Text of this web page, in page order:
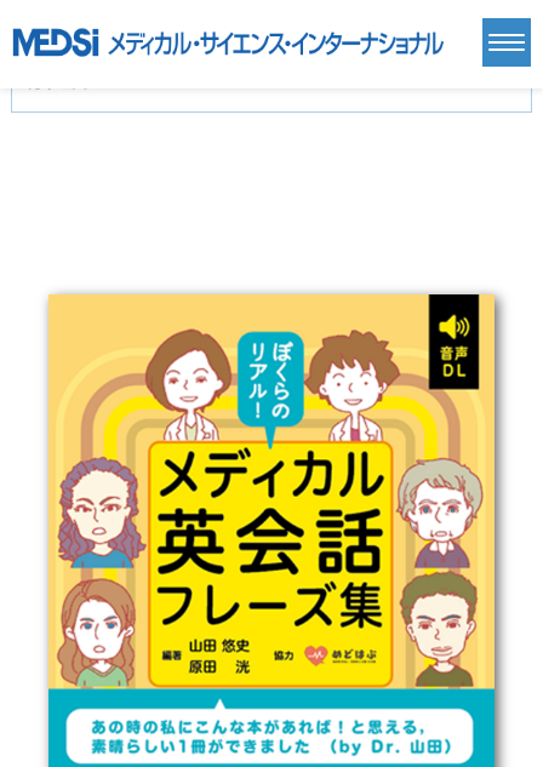
基礎医学(93)
基礎医学関連科学(80)
自然科学(25)
歯科学(3)
薬学(7)
保健・体育(1)
医学一般(91) マルチメディア(0)